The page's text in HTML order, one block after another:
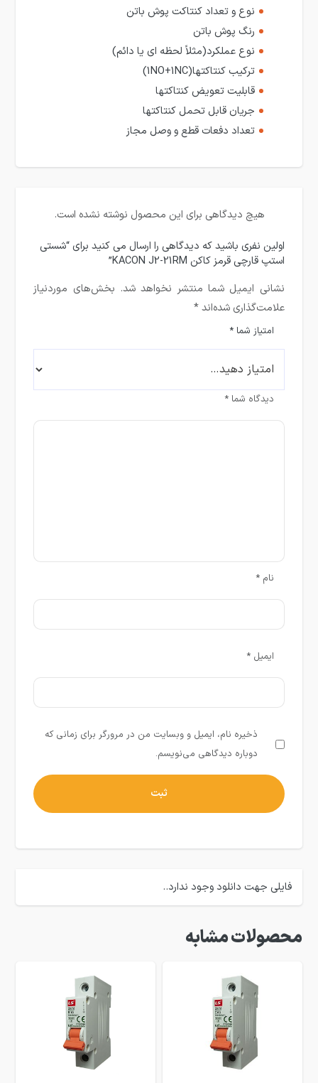
نوع و تعداد کنتاکت پوش باتن
رنگ پوش باتن
نوع عملکرد(مثلاً لحظه ای یا دائم)
ترکیب کنتاکت­ها(1NO+1NC)
قابلیت تعویض کنتاکت­ها
جریان قابل تحمل کنتاکت­ها
تعداد دفعات قطع و وصل مجاز
هیچ دیدگاهی برای این محصول نوشته نشده است.
اولین نفری باشید که دیدگاهی را ارسال می کنید برای “شستی
استپ قارچی قرمز کاکن KACON J2-21RM”
نشانی ایمیل شما منتشر نخواهد شد. بخش‌های موردنیاز
علامت‌گذاری شده‌اند*
امتیاز شما*
دیدگاه شما*
نام*
ایمیل*
ذخیره نام، ایمیل و وبسایت من در مرورگر برای زمانی که
دوباره دیدگاهی می‌نویسم.
فایلی جهت دانلود وجود ندارد..
محصولات مشابه